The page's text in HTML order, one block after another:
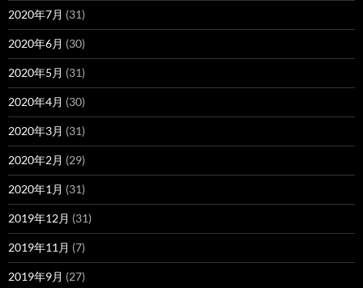
2020年7月 (31)
2020年6月 (30)
2020年5月 (31)
2020年4月 (30)
2020年3月 (31)
2020年2月 (29)
2020年1月 (31)
2019年12月 (31)
2019年11月 (7)
2019年9月 (27)